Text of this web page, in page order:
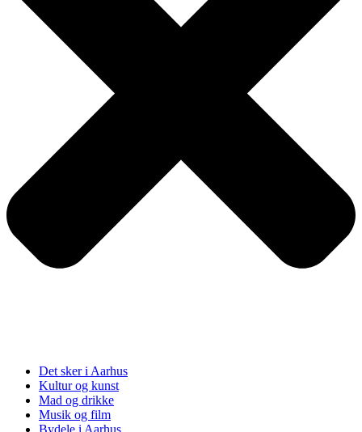
Det sker i Aarhus
Kultur og kunst
Mad og drikke
Musik og film
Bydele i Aarhus